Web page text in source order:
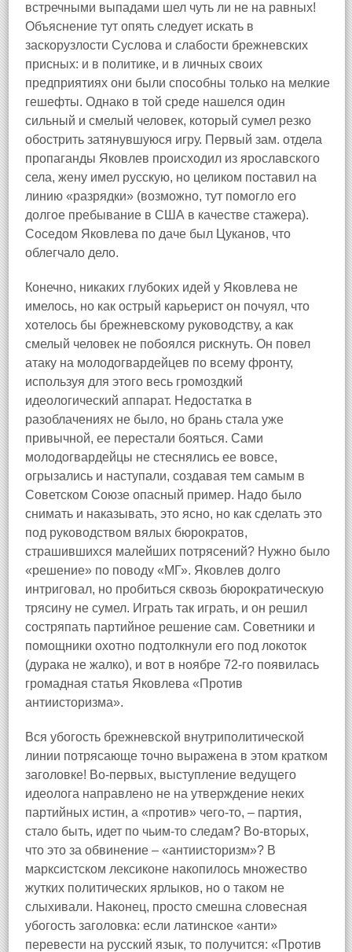
встречными выпадами шел чуть ли не на равных!
Объяснение тут опять следует искать в
заскорузлости Суслова и слабости брежневских
присных: и в политике, и в личных своих
предприятиях они были способны только на мелкие
гешефты. Однако в той среде нашелся один
сильный и смелый человек, который сумел резко
обострить затянувшуюся игру. Первый зам. отдела
пропаганды Яковлев происходил из ярославского
села, жену имел русскую, но целиком поставил на
линию «разрядки» (возможно, тут помогло его
долгое пребывание в США в качестве стажера).
Соседом Яковлева по даче был Цуканов, что
облегчало дело.
Конечно, никаких глубоких идей у Яковлева не
имелось, но как острый карьерист он почуял, что
хотелось бы брежневскому руководству, а как
смелый человек не побоялся рискнуть. Он повел
атаку на молодогвардейцев по всему фронту,
используя для этого весь громоздкий
идеологический аппарат. Недостатка в
разоблачениях не было, но брань стала уже
привычной, ее перестали бояться. Сами
молодогвардейцы не стеснялись ее вовсе,
огрызались и наступали, создавая тем самым в
Советском Союзе опасный пример. Надо было
снимать и наказывать, это ясно, но как сделать это
под руководством вялых бюрократов,
страшившихся малейших потрясений? Нужно было
«решение» по поводу «МГ». Яковлев долго
интриговал, но пробиться сквозь бюрократическую
трясину не сумел. Играть так играть, и он решил
состряпать партийное решение сам. Советники и
помощники охотно подтолкнули его под локоток
(дурака не жалко), и вот в ноябре 72‑го появилась
громадная статья Яковлева «Против
антиисторизма».
Вся убогость брежневской внутриполитической
линии потрясающе точно выражена в этом кратком
заголовке! Во‑первых, выступление ведущего
идеолога направлено не на утверждение неких
партийных истин, а «против» чего‑то, – партия,
стало быть, идет по чьим‑то следам? Во‑вторых,
что это за обвинение – «антиисторизм»? В
марксистском лексиконе накопилось множество
жутких политических ярлыков, но о таком не
слыхивали. Наконец, просто смешна словесная
убогость заголовка: если латинское «анти»
перевести на русский язык, то получится: «Против